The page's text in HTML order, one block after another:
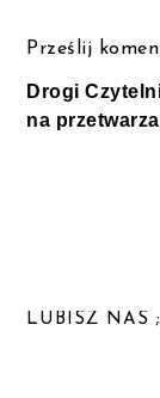
Prześlij
Drogi
na
LUBISZ NAS